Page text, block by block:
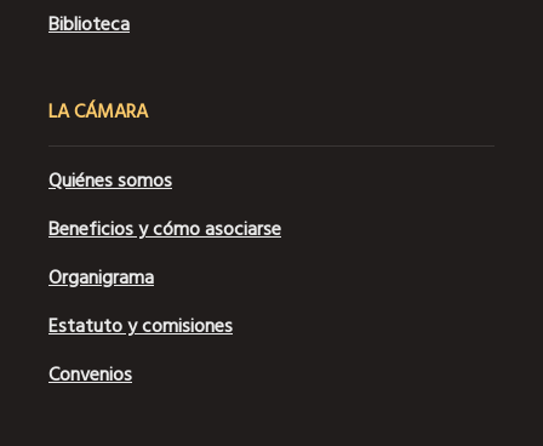
Biblioteca
LA CÁMARA
Quiénes somos
Beneficios y cómo asociarse
Organigrama
Estatuto y comisiones
Convenios